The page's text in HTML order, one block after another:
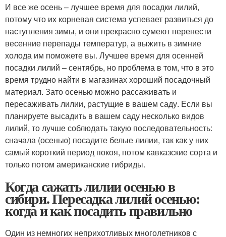
И все же осень – лучшее время для посадки лилий,
потому что их корневая система успевает развиться до
наступления зимы, и они прекрасно сумеют перенести
весенние перепады температур, а выжить в зимние
холода им поможете вы. Лучшее время для осенней
посадки лилий – сентябрь, но проблема в том, что в это
время трудно найти в магазинах хороший посадочный
материал. Зато осенью можно рассаживать и
пересаживать лилии, растущие в вашем саду. Если вы
планируете высадить в вашем саду несколько видов
лилий, то лучше соблюдать такую последовательность:
сначала (осенью) посадите белые лилии, так как у них
самый короткий период покоя, потом кавказские сорта и
только потом американские гибриды.
Когда сажать лилии осенью в
сибири. Пересадка лилий осенью:
когда и как посадить правильно
Один из немногих неприхотливых многолетников с